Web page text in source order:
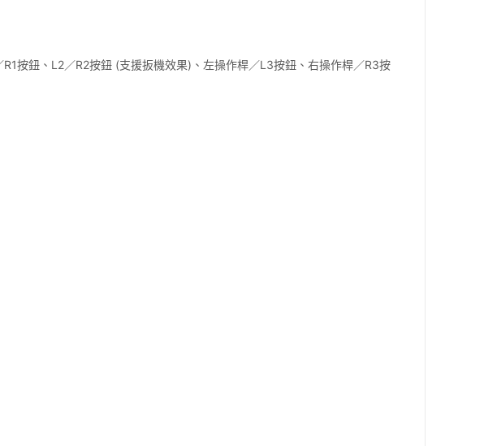
鈕、L2／R2按鈕 (支援扳機效果)、左操作桿／L3按鈕、右操作桿／R3按